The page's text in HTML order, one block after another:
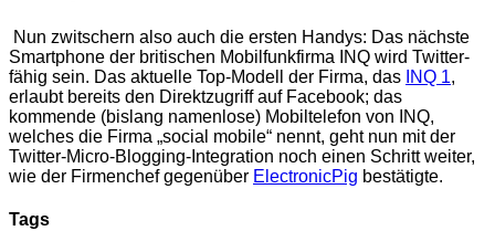
Nun zwitschern also auch die ersten Handys: Das nächste
Smartphone der britischen Mobilfunkfirma INQ wird Twitter-
fähig sein. Das aktuelle Top-Modell der Firma, das INQ 1,
erlaubt bereits den Direktzugriff auf Facebook; das
kommende (bislang namenlose) Mobiltelefon von INQ,
welches die Firma „social mobile“ nennt, geht nun mit der
Twitter-Micro-Blogging-Integration noch einen Schritt weiter,
wie der Firmenchef gegenüber ElectronicPig bestätigte.
Tags